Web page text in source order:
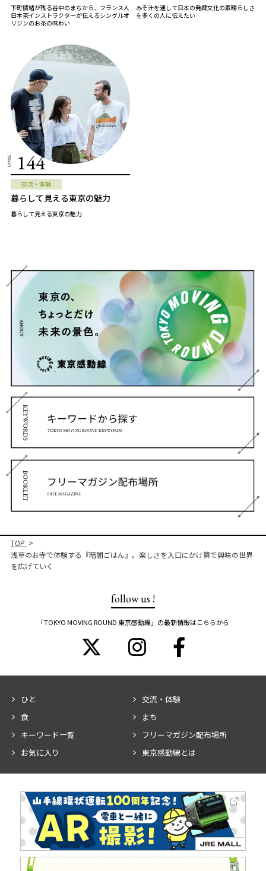
下町情緒が残る谷中のまちから、フランス人
日本茶インストラクターが伝えるシングルオ
リジンのお茶の味わい
みそ汁を通して日本の発酵文化の素晴らしさ
を多くの人に伝えたい
2024.03 144
交流・体験
暮らして見える東京の魅力
暮らして見える東京の魅力
TOP
浅草のお寺で体験する『暗闇ごはん』。楽しさを入口にかけ算で興味の世界
を広げていく
follow us !
「TOKYO MOVING ROUND 東京感動線」の最新情報はこちらから
ひと
交流・体験
食
まち
キーワード一覧
フリーマガジン配布場所
お気に入り
東京感動線とは